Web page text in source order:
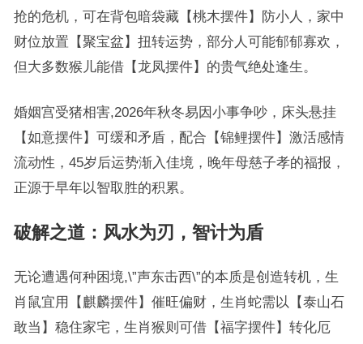
抢的危机，可在背包暗袋藏【桃木摆件】防小人，家中
财位放置【聚宝盆】扭转运势，部分人可能郁郁寡欢，
但大多数猴儿能借【龙凤摆件】的贵气绝处逢生。
婚姻宫受猪相害,2026年秋冬易因小事争吵，床头悬挂
【如意摆件】可缓和矛盾，配合【锦鲤摆件】激活感情
流动性，45岁后运势渐入佳境，晚年母慈子孝的福报，
正源于早年以智取胜的积累。
破解之道：风水为刃，智计为盾
无论遭遇何种困境,\”声东击西\”的本质是创造转机，生
肖鼠宜用【麒麟摆件】催旺偏财，生肖蛇需以【泰山石
敢当】稳住家宅，生肖猴则可借【福字摆件】转化厄